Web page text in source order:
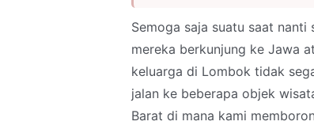
Semoga saja suatu saat
mereka berkunjung ke Jawa
keluarga di Lombok tidak
jalan ke beberapa objek
Barat di mana kami